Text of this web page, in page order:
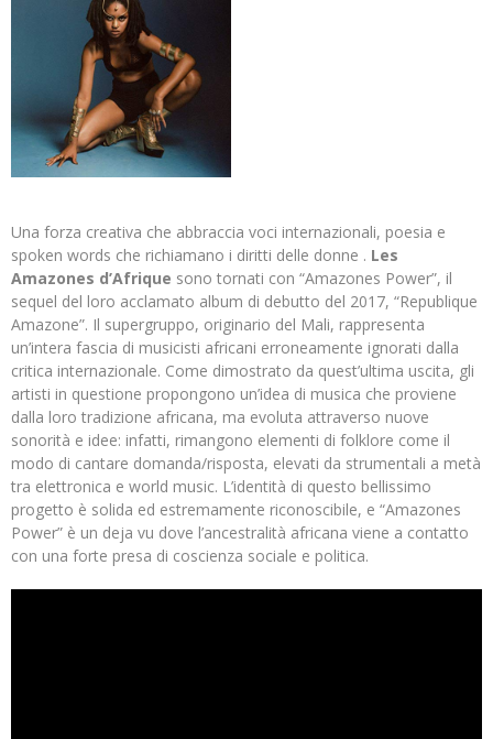
Una forza creativa che abbraccia voci internazionali, poesia e
spoken words che richiamano i diritti delle donne . Les
Amazones d’Afrique sono tornati con “Amazones Power”, il
sequel del loro acclamato album di debutto del 2017, “Republique
Amazone”. Il supergruppo, originario del Mali, rappresenta
un’intera fascia di musicisti africani erroneamente ignorati dalla
critica internazionale. Come dimostrato da quest’ultima uscita, gli
artisti in questione propongono un’idea di musica che proviene
dalla loro tradizione africana, ma evoluta attraverso nuove
sonorità e idee: infatti, rimangono elementi di folklore come il
modo di cantare domanda/risposta, elevati da strumentali a metà
tra elettronica e world music. L’identità di questo bellissimo
progetto è solida ed estremamente riconoscibile, e “Amazones
Power” è un deja vu dove l’ancestralità africana viene a contatto
con una forte presa di coscienza sociale e politica.